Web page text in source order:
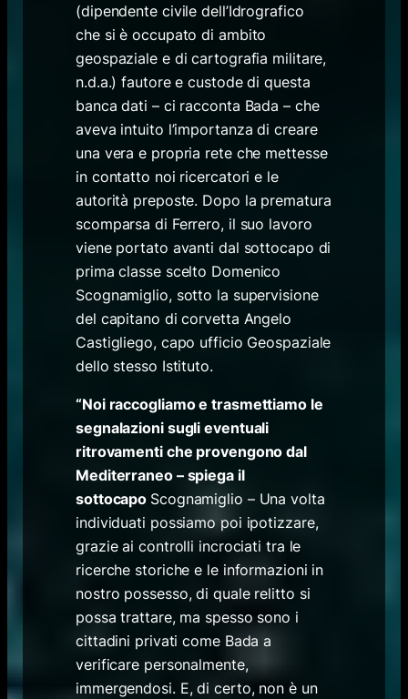
(dipendente civile dell’Idrografico
che si è occupato di ambito
geospaziale e di cartografia militare,
n.d.a.) fautore e custode di questa
banca dati – ci racconta Bada – che
aveva intuito l’importanza di creare
una vera e propria rete che mettesse
in contatto noi ricercatori e le
autorità preposte. Dopo la prematura
scomparsa di Ferrero, il suo lavoro
viene portato avanti dal sottocapo di
prima classe scelto Domenico
Scognamiglio, sotto la supervisione
del capitano di corvetta Angelo
Castigliego, capo ufficio Geospaziale
dello stesso Istituto.
“Noi raccogliamo e trasmettiamo le
segnalazioni sugli eventuali
ritrovamenti che provengono dal
Mediterraneo – spiega il
sottocapo Scognamiglio – Una volta
individuati possiamo poi ipotizzare,
grazie ai controlli incrociati tra le
ricerche storiche e le informazioni in
nostro possesso, di quale relitto si
possa trattare, ma spesso sono i
cittadini privati come Bada a
verificare personalmente,
immergendosi. E, di certo, non è un